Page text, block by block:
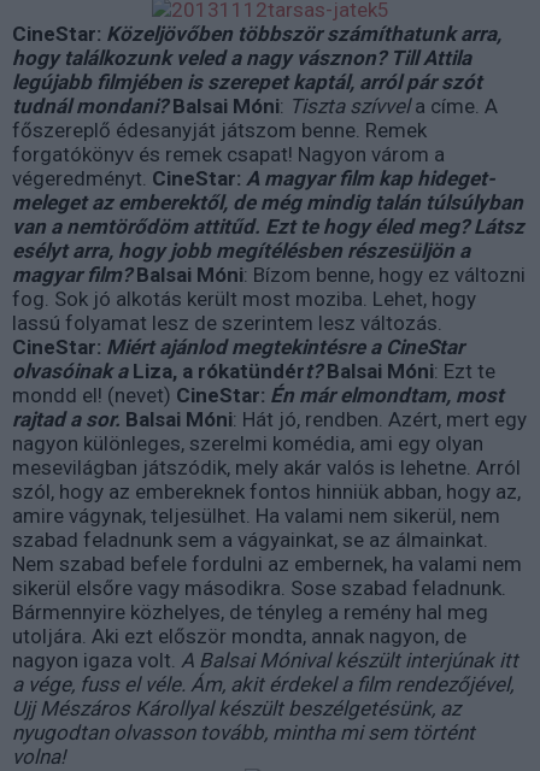
CineStar: Közeljövőben többször számíthatunk arra,
hogy találkozunk veled a nagy vásznon? Till Attila
legújabb filmjében is szerepet kaptál, arról pár szót
tudnál mondani? Balsai Móni: Tiszta szívvela címe. A
főszereplő édesanyját játszom benne. Remek
forgatókönyv és remek csapat! Nagyon várom a
végeredményt. CineStar: A magyar film kap hideget-
meleget az emberektől, de még mindig talán túlsúlyban
van a nemtörődöm attitűd. Ezt te hogy éled meg? Látsz
esélyt arra, hogy jobb megítélésben részesüljön a
magyar film? Balsai Móni: Bízom benne, hogy ez változni
fog. Sok jó alkotás került most moziba. Lehet, hogy
lassú folyamat lesz de szerintem lesz változás.
CineStar: Miért ajánlod megtekintésre a CineStar
olvasóinak a Liza, a rókatündért? Balsai Móni: Ezt te
mondd el! (nevet) CineStar: Én már elmondtam, most
rajtad a sor. Balsai Móni: Hát jó, rendben. Azért, mert egy
nagyon különleges, szerelmi komédia, ami egy olyan
mesevilágban játszódik, mely akár valós is lehetne. Arról
szól, hogy az embereknek fontos hinniük abban, hogy az,
amire vágynak, teljesülhet. Ha valami nem sikerül, nem
szabad feladnunk sem a vágyainkat, se az álmainkat.
Nem szabad befele fordulni az embernek, ha valami nem
sikerül elsőre vagy másodikra. Sose szabad feladnunk.
Bármennyire közhelyes, de tényleg a remény hal meg
utoljára. Aki ezt először mondta, annak nagyon, de
nagyon igaza volt. A Balsai Mónival készült interjúnak itt
a vége, fuss el véle. Ám, akit érdekel a film rendezőjével,
Ujj Mészáros Károllyal készült beszélgetésünk, az
nyugodtan olvasson tovább, mintha mi sem történt
volna!